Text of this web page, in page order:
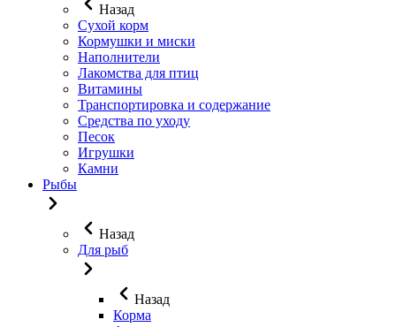
Назад
Сухой корм
Кормушки и миски
Наполнители
Лакомства для птиц
Витамины
Транспортировка и содержание
Средства по уходу
Песок
Игрушки
Камни
Рыбы
Назад
Для рыб
Назад
Корма